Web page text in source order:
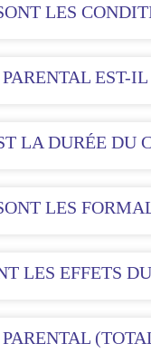
LES
EST-
LA DURÉE DU
LES
LES EFFETS